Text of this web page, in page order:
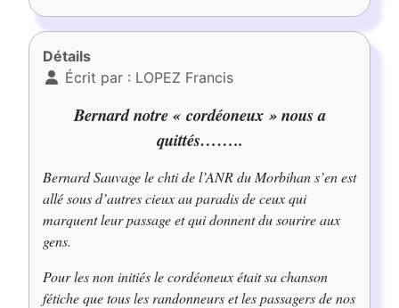
Détails
Écrit par : LOPEZ Francis
Bernard notre « cordéoneux » nous a
quittés……..
Bernard Sauvage le chti de l’ANR du Morbihan s’en est
allé sous d’autres cieux au paradis de ceux qui
marquent leur passage et qui donnent du sourire aux
gens.
Pour les non initiés le cordéoneux était sa chanson
fétiche que tous les randonneurs et les passagers de nos